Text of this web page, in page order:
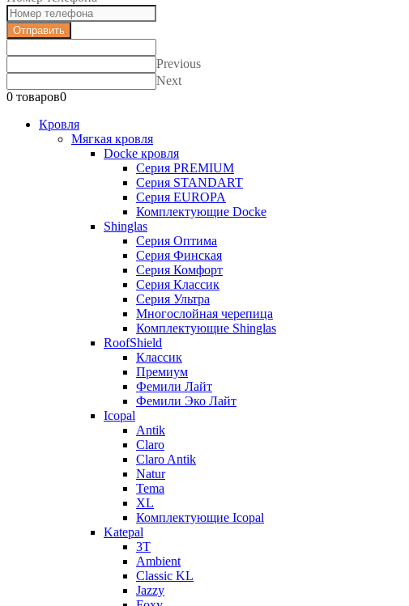
Отправить
Previous
Next
0 товаров0
Кровля
Мягкая кровля
Docke кровля
Серия PREMIUM
Серия STANDART
Серия EUROPA
Комплектующие Docke
Shinglas
Серия Оптима
Серия Финская
Серия Комфорт
Серия Классик
Серия Ультра
Многослойная черепица
Комплектующие Shinglas
RoofShield
Классик
Премиум
Фемили Лайт
Фемили Эко Лайт
Icopal
Antik
Claro
Claro Antik
Natur
Tema
XL
Комплектующие Icopal
Katepal
3T
Ambient
Classic KL
Jazzy